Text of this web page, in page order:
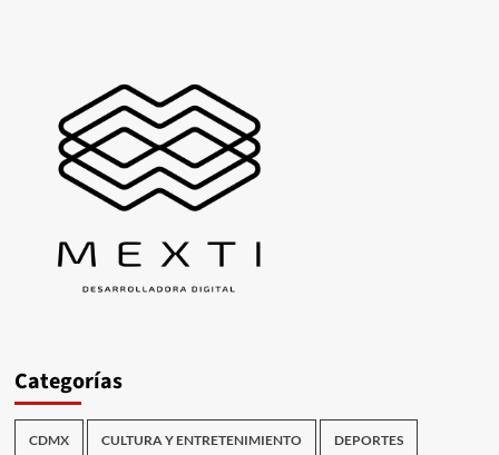
Categorías
CDMX CULTURA Y ENTRETENIMIENTO DEPORTES